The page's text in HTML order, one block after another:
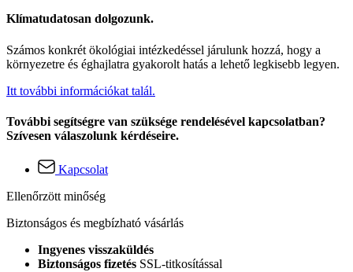
Klímatudatosan dolgozunk.
Számos konkrét ökológiai intézkedéssel járulunk hozzá, hogy a
környezetre és éghajlatra gyakorolt hatás a lehető legkisebb legyen.
Itt további információkat talál.
További segítségre van szüksége rendelésével kapcsolatban?
Szívesen válaszolunk kérdéseire.
Kapcsolat
Ellenőrzött minőség
Biztonságos és megbízható vásárlás
Ingyenes visszaküldés
Biztonságos fizetés SSL-titkosítással